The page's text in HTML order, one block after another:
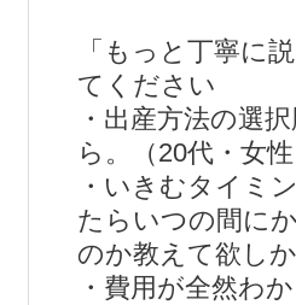
「もっと丁寧に
てください
・出産方法の選
ら。（20代・女性
・いきむタイミ
たらいつの間に
のか教えて欲し
・費用が全然わ